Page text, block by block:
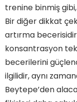
trenine binmiş gibi,
Bir diğer dikkat
artırma
konsantrasyon
becerilerini
ilgilidir, aynı
Beytepe’den